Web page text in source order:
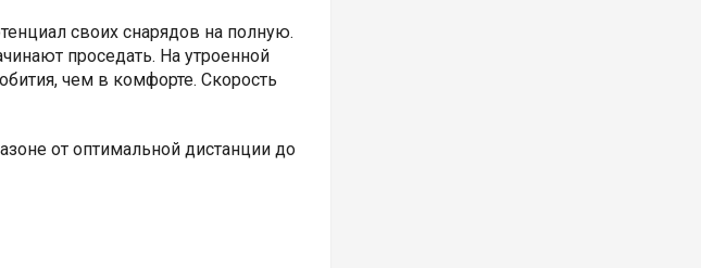
своих снарядов на полную.
проседать. На утроенной
чем в комфорте. Скорость
от оптимальной дистанции до